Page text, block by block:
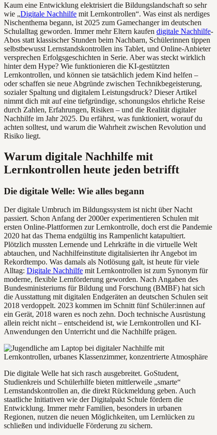
Kaum eine Entwicklung elektrisiert die Bildungslandschaft so sehr
wie „Digitale Nachhilfe mit Lernkontrollen“. Was einst als nerdiges
Nischenthema begann, ist 2025 zum Gamechanger im deutschen
Schulalltag geworden. Immer mehr Eltern kaufen digitale Nachhilfe-
Abos statt klassischer Stunden beim Nachbarn, Schülerinnen tippen
selbstbewusst Lernstandskontrollen ins Tablet, und Online-Anbieter
versprechen Erfolgsgeschichten in Serie. Aber was steckt wirklich
hinter dem Hype? Wie funktionieren die KI-gestützten
Lernkontrollen, und können sie tatsächlich jedem Kind helfen –
oder schaffen sie neue Abgründe zwischen Technikbegeisterung,
sozialer Spaltung und digitalem Leistungsdruck? Dieser Artikel
nimmt dich mit auf eine tiefgründige, schonungslos ehrliche Reise
durch Zahlen, Erfahrungen, Risiken – und die Realität digitaler
Nachhilfe im Jahr 2025. Du erfährst, was funktioniert, worauf du
achten solltest, und warum die Wahrheit zwischen Revolution und
Risiko liegt.
Warum digitale Nachhilfe mit
Lernkontrollen heute jeden betrifft
Die digitale Welle: Wie alles begann
Der digitale Umbruch im Bildungssystem ist nicht über Nacht
passiert. Schon Anfang der 2000er experimentieren Schulen mit
ersten Online-Plattformen zur Lernkontrolle, doch erst die Pandemie
2020 hat das Thema endgültig ins Rampenlicht katapultiert.
Plötzlich mussten Lernende und Lehrkräfte in die virtuelle Welt
abtauchen, und Nachhilfeinstitute digitalisierten ihr Angebot im
Rekordtempo. Was damals als Notlösung galt, ist heute für viele
Alltag: Digitale Nachhilfe mit Lernkontrollen ist zum Synonym für
moderne, flexible Lernförderung geworden. Nach Angaben des
Bundesministeriums für Bildung und Forschung (BMBF) hat sich
die Ausstattung mit digitalen Endgeräten an deutschen Schulen seit
2018 verdoppelt. 2023 kommen im Schnitt fünf Schüler:innen auf
ein Gerät, 2018 waren es noch zehn. Doch technische Ausrüstung
allein reicht nicht – entscheidend ist, wie Lernkontrollen und KI-
Anwendungen den Unterricht und die Nachhilfe prägen.
Die digitale Welle hat sich rasch ausgebreitet. GoStudent,
Studienkreis und Schülerhilfe bieten mittlerweile „smarte“
Lernstandskontrollen an, die direkt Rückmeldung geben. Auch
staatliche Initiativen wie der Digitalpakt Schule fördern die
Entwicklung. Immer mehr Familien, besonders in urbanen
Regionen, nutzen die neuen Möglichkeiten, um Lernlücken zu
schließen und individuelle Förderung zu sichern.